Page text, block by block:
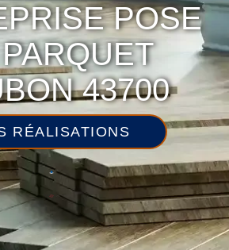
POSE
43700
RÉALISATIONS